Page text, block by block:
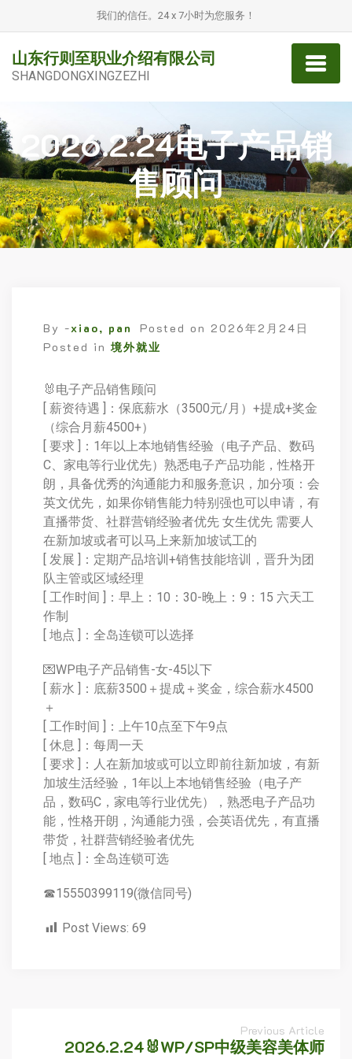
我们的信任。24 x 7小时为您服务！
山东行则至职业介绍有限公司
SHANGDONGXINGZEZHI
2026.2.24电子产品销
售顾问
By -xiao, pan Posted on 2026年2月24日
Posted in 境外就业
🐰电子产品销售顾问
[ 薪资待遇 ]：保底薪水（3500元/月）+提成+奖金
（综合月薪4500+）
[ 要求 ]：1年以上本地销售经验（电子产品、数码
C、家电等行业优先）熟悉电子产品功能，性格开
朗，具备优秀的沟通能力和服务意识，加分项：会
英文优先，如果你销售能力特别强也可以申请，有
直播带货、社群营销经验者优先 女生优先 需要人
在新加坡或者可以马上来新加坡试工的
[ 发展 ]：定期产品培训+销售技能培训，晋升为团
队主管或区域经理
[ 工作时间 ]：早上：10：30-晚上：9：15 六天工
作制
[ 地点 ]：全岛连锁可以选择
💌WP电子产品销售-女-45以下
[ 薪水 ]：底薪3500＋提成＋奖金，综合薪水4500
＋
[ 工作时间 ]：上午10点至下午9点
[ 休息 ]：每周一天
[ 要求 ]：人在新加坡或可以立即前往新加坡，有新
加坡生活经验，1年以上本地销售经验（电子产
品，数码C，家电等行业优先），熟悉电子产品功
能，性格开朗，沟通能力强，会英语优先，有直播
带货，社群营销经验者优先
[ 地点 ]：全岛连锁可选
☎15550399119(微信同号)
Post Views: 69
Previous Article
2026.2.24🐰WP/SP中级美容美体师